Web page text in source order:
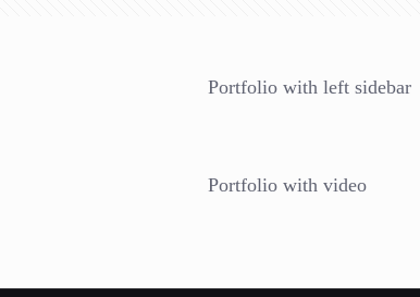
Portfolio with left sidebar
Portfolio with video